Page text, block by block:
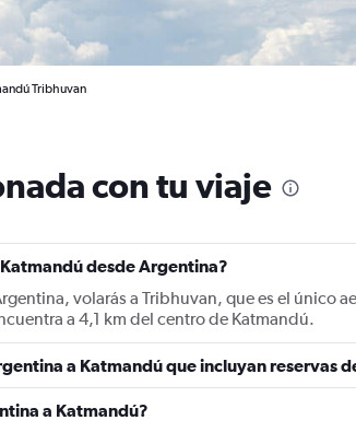
Tribhuvan
con tu viaje
desde Argentina?
volarás a Tribhuvan, que es el único
a 4,1 km del centro de Katmandú.
a Katmandú que incluyan reservas
a Katmandú?